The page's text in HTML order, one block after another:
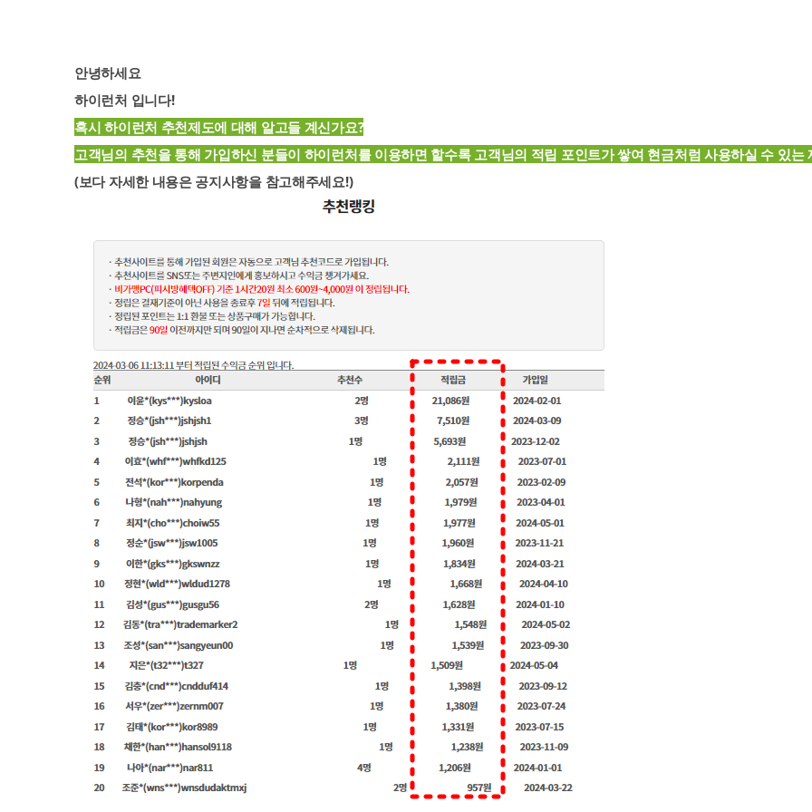
안녕하세요
하이런처 입니다!
혹시 하이런처 추천제도에 대해 알고들 계신가요?
고객님의 추천을 통해 가입하신 분들이 하이런처를 이용하면 할수록 고객님의 적립 포인트가 쌓여 현금처럼 사용하실 수 있는
(보다 자세한 내용은 공지사항을 참고해주세요!)